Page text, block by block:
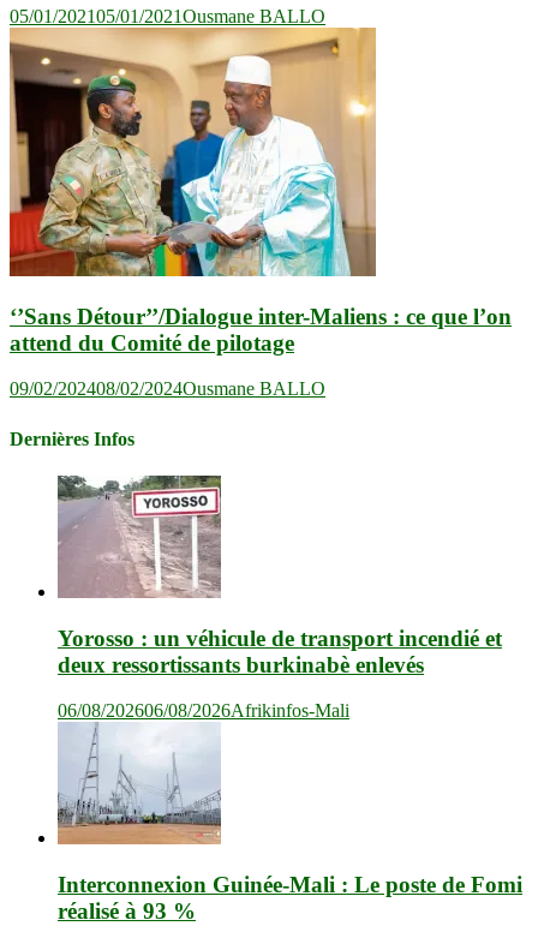
05/01/202105/01/2021Ousmane BALLO
‘’Sans Détour’’/Dialogue inter-Maliens : ce que l’on
attend du Comité de pilotage
09/02/202408/02/2024Ousmane BALLO
Dernières Infos
Yorosso : un véhicule de transport incendié et
deux ressortissants burkinabè enlevés
06/08/202606/08/2026Afrikinfos-Mali
Interconnexion Guinée-Mali : Le poste de Fomi
réalisé à 93 %